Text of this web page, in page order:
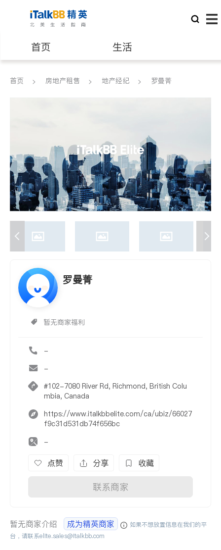
首页 生活
医生 律师
会计师
建筑装修
首页 房地产租售 地产经纪 罗曼菁
罗曼菁
暂无商家福利
-
-
#102-7080 River Rd, Richmond, British Colu
mbia, Canada
https://www.italkbbelite.com/ca/ubiz/66027
f9c31d531db74f656bc
-
点赞 分享 收藏
联系商家
暂无商家介绍 成为精英商家
如果不想放置信息在我们的平
台，请联系elite.sales@italkbb.com